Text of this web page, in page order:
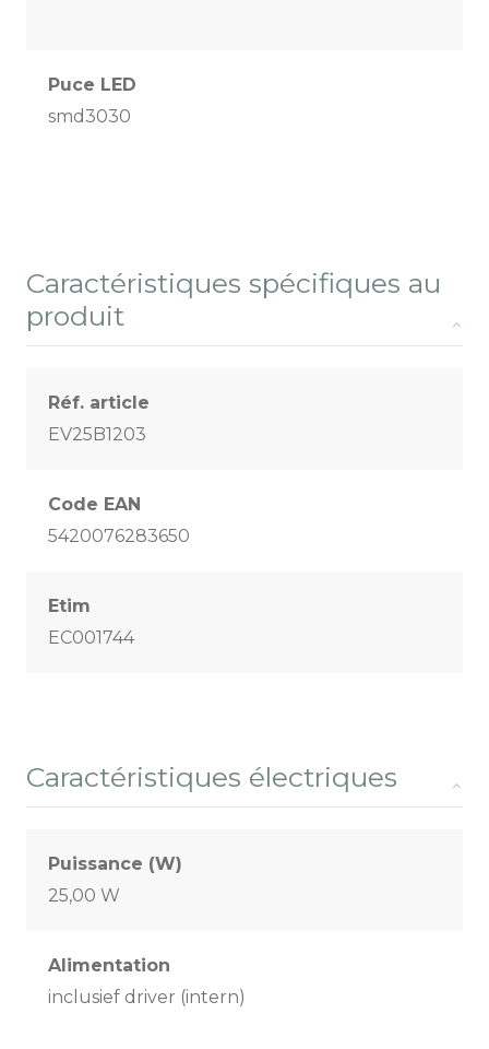
Puce LED
smd3030
Caractéristiques spécifiques au
produit
Réf. article
EV25B1203
Code EAN
5420076283650
Etim
EC001744
Caractéristiques électriques
Puissance (W)
25,00 W
Alimentation
inclusief driver (intern)